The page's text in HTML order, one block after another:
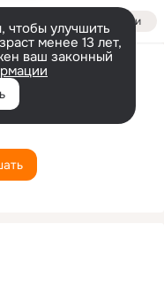
Войти
улучшить
менее 13 лет,
ваш законный